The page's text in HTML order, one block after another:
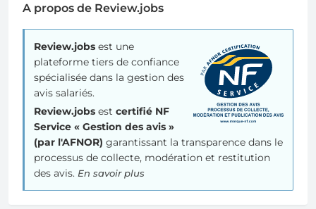
A propos de Review.jobs
Review.jobs est une
plateforme tiers de confiance
spécialisée dans la gestion des
avis salariés.
Review.jobs est certifié NF
Service « Gestion des avis »
(par l'AFNOR) garantissant la transparence dans le
processus de collecte, modération et restitution
des avis. En savoir plus